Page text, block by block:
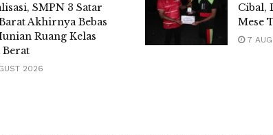
SMPN 3 Satar
Akhirnya Bebas
Ruang Kelas
Berat
2026
Cibal,
Mese
7